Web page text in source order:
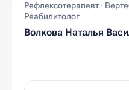
Рефлексотерапевт ·
Реабилитолог
Волкова Наталья